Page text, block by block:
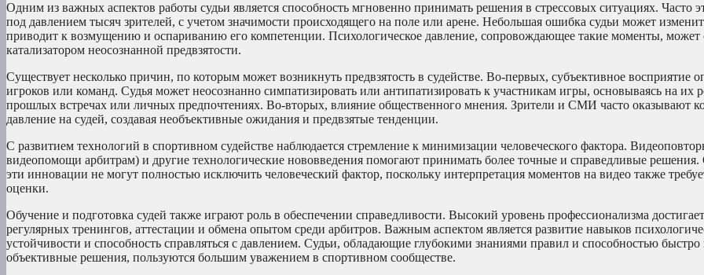
Одним из важных аспектов работы судьи является способность мгновенно принимать решения в стрессовых ситуациях. Часто
под давлением тысяч зрителей, с учетом значимости происходящего на поле или арене. Небольшая ошибка судьи может
приводит к возмущению и оспариванию его компетенции. Психологическое давление, сопровождающее такие моменты, может
катализатором неосознанной предвзятости.
Существует несколько причин, по которым может возникнуть предвзятость в судействе. Во-первых, субъективное восприятие
игроков или команд. Судья может неосознанно симпатизировать или антипатизировать к участникам игры, основываясь на их
прошлых встречах или личных предпочтениях. Во-вторых, влияние общественного мнения. Зрители и СМИ часто оказывают
давление на судей, создавая необъективные ожидания и предвзятые тенденции.
С развитием технологий в спортивном судействе наблюдается стремление к минимизации человеческого фактора.
видеопомощи арбитрам) и другие технологические нововведения помогают принимать более точные и справедливые
эти инновации не могут полностью исключить человеческий фактор, поскольку интерпретация моментов на видео также
оценки.
Обучение и подготовка судей также играют роль в обеспечении справедливости. Высокий уровень профессионализма
регулярных тренингов, аттестации и обмена опытом среди арбитров. Важным аспектом является развитие навыков
устойчивости и способность справляться с давлением. Судьи, обладающие глубокими знаниями правил и способностью
объективные решения, пользуются большим уважением в спортивном сообществе.